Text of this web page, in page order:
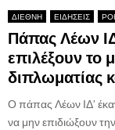
ΔΙΕΘΝΗ ΕΙΔΗΣΕΙΣ
Πάπας Λέων
επιλέξουν το
διπλωματίας
Ο πάπας Λέων ΙΔ’
να μην επιδιώξουν